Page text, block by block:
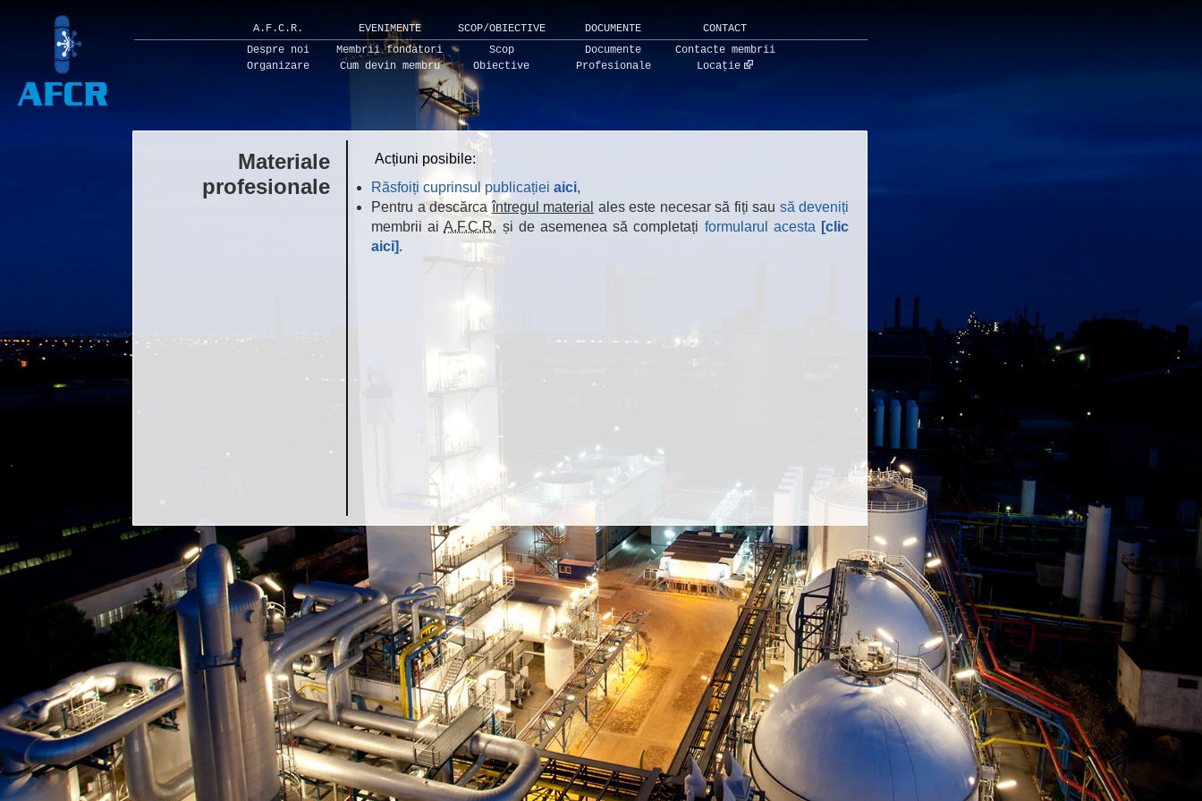
A.F.C.R. EVENIMENTE SCOP/OBIECTIVE DOCUMENTE
CONTACT
Despre noi
Organizare
Membrii fondatori
Cum devin membru
Scop
Obiective
Documente
Profesionale
Contacte membrii
Locație
Materiale
profesionale
Acțiuni posibile:
Răsfoiți cuprinsul publicației aici,
Pentru a descărcaîntregul material ales este necesar să fiți sau să deveniți
membrii aiA.F.C.R.și de asemenea să completați formularul acesta [clic
aici].